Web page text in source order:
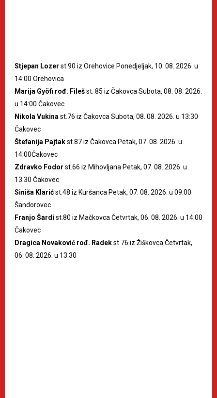
Stjepan Lozer st.90 iz Orehovice Ponedjeljak, 10. 08. 2026. u
14:00 Orehovica
Marija Gyöfi rođ. Filešst. 85 iz Čakovca Subota, 08. 08. 2026.
u 14:00 Čakovec
Nikola Vukinast.76 iz Čakovca Subota, 08. 08. 2026. u 13:30
Čakovec
Štefanija Pajtakst.87 iz Čakovca Petak, 07. 08. 2026. u
14:00Čakovec
Zdravko Fodor st.66 iz Mihovljana Petak, 07. 08. 2026. u
13:30 Čakovec
Siniša Klarićst.48 iz Kuršanca Petak, 07. 08. 2026. u 09:00
Šandorovec
Franjo Šardi st.80 iz Mačkovca Četvrtak, 06. 08. 2026. u 14:00
Čakovec
Dragica Novaković rođ. Radekst.76 iz Žiškovca Četvrtak,
06. 08. 2026. u 13:30